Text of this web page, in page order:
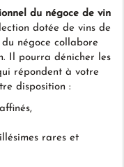
du négoce de vin
dotée de vins de
négoce collabore
Il pourra dénicher les
répondent à votre
disposition :
rares et